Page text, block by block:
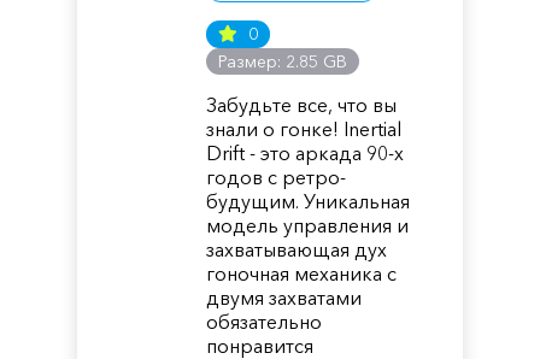
0
Размер: 2.85 GB
Забудьте все, что вы
знали о гонке! Inertial
Drift - это аркада 90-х
годов с ретро-
будущим. Уникальная
модель управления и
захватывающая дух
гоночная механика с
двумя захватами
обязательно
понравится